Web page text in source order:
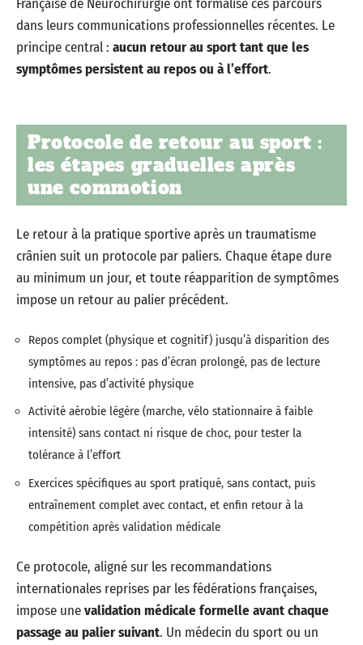
Française de Neurochirurgie ont formalisé ces parcours
dans leurs communications professionnelles récentes. Le
principe central : aucun retour au sport tant que les
symptômes persistent au repos ou à l’effort.
Protocole de retour au sport :
les étapes graduelles après
une commotion
Le retour à la pratique sportive après un traumatisme
crânien suit un protocole par paliers. Chaque étape dure
au minimum un jour, et toute réapparition de symptômes
impose un retour au palier précédent.
Repos complet (physique et cognitif) jusqu’à disparition des
symptômes au repos : pas d’écran prolongé, pas de lecture
intensive, pas d’activité physique
Activité aérobie légère (marche, vélo stationnaire à faible
intensité) sans contact ni risque de choc, pour tester la
tolérance à l’effort
Exercices spécifiques au sport pratiqué, sans contact, puis
entraînement complet avec contact, et enfin retour à la
compétition après validation médicale
Ce protocole, aligné sur les recommandations
internationales reprises par les fédérations françaises,
impose unevalidation médicale formelle avant chaque
passage au palier suivant. Un médecin du sport ou un